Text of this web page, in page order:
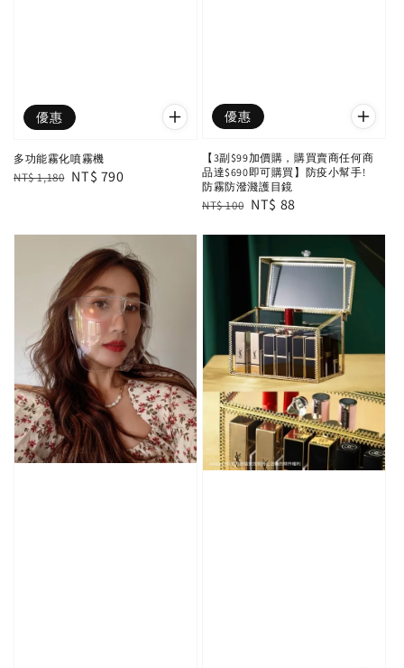
優惠
多功能霧化噴霧機
Regular
NT$ 1,180 Sale
NT$ 790
優惠
【3副$99加價購，購買賣商任何商
品達$690即可購買】防疫小幫手!
防霧防潑濺護目鏡
Regular
NT$ 100 Sale
NT$ 88